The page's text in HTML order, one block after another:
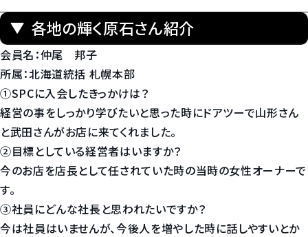
各地の輝く原石さん紹介
会員名：仲尾 邦子
所属：北海道統括 札幌本部
①SPCに入会したきっかけは？
経営の事をしっかり学びたいと思った時にドアツーで山形さん
と武田さんがお店に来てくれました。
②目標としている経営者はいますか？
今のお店を店長として任されていた時の当時の女性オーナーで
す。
③社員にどんな社長と思われたいですか？
今は社員はいませんが、今後人を増やした時に話しやすいとか